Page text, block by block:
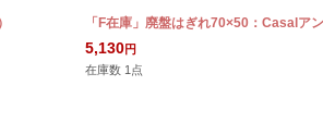
「F在庫」廃盤はぎれ70×50：Casalア
5,130円
在庫数 1点